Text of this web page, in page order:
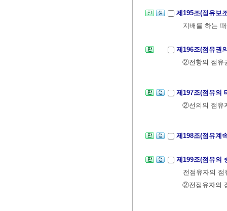
제195조(점유보
지배를 하는
제196조(점유권
②전항의 점유
제197조(점유의
②선의의 점유
제198조(점유계
제199조(점유의
전점유자의
②전점유자의